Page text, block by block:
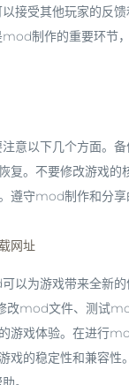
接受其他玩家的反
制作的重要环节
意以下几个方面。
复。不要修改游戏的
遵守mod制作和分
网址
以为游戏带来全新
mod文件、测试
游戏体验。在进行
戏的稳定性和兼容性